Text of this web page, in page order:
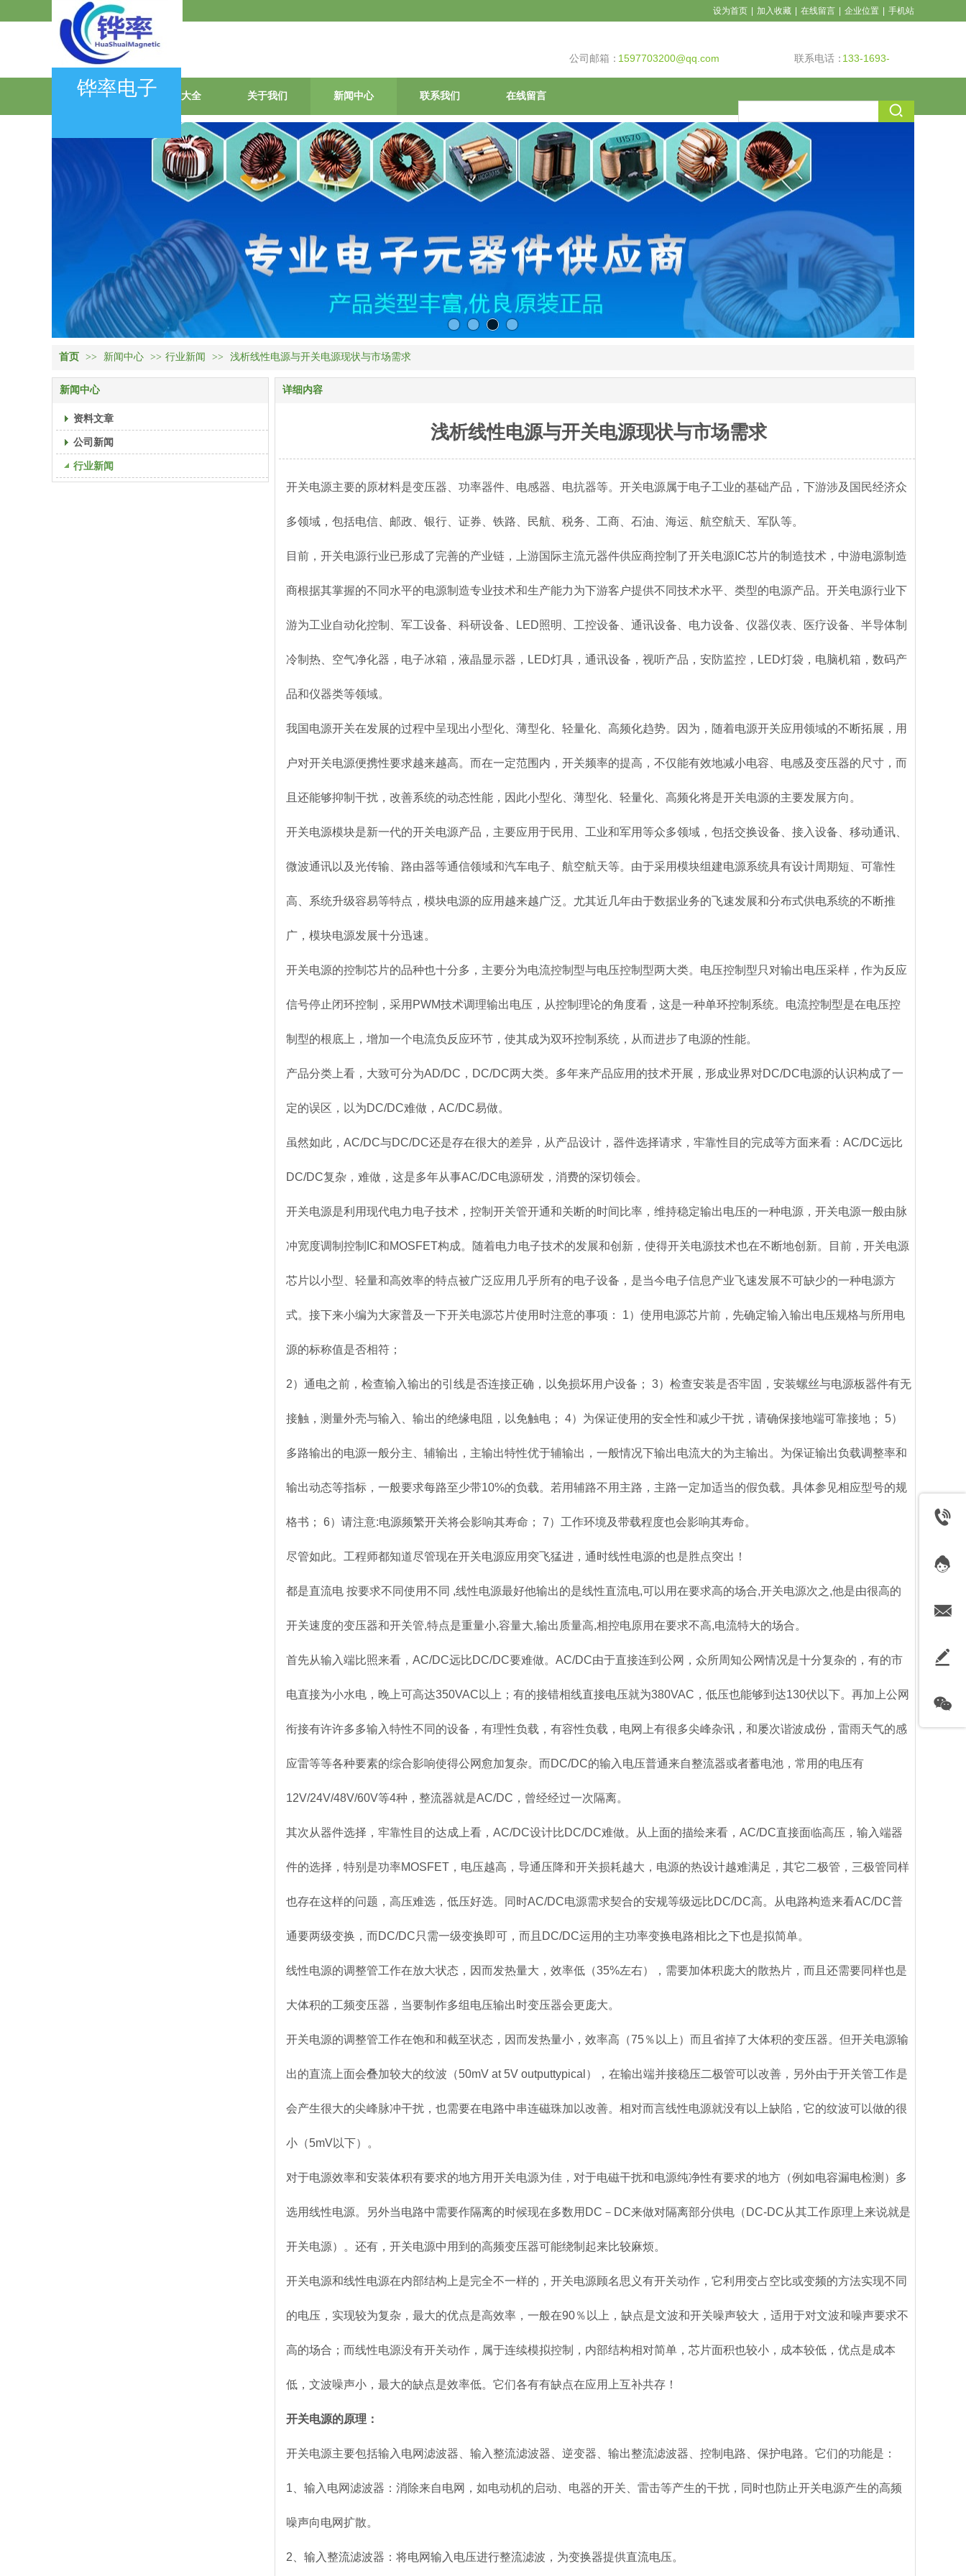
公司邮箱：
133-1693-
联系电话：
1597703200@qq.com
铧率电子
会员登录 | 会员注册 设为首页 加入收藏 在线留言 企业位置 手机站
首页 产品大全 关于我们 新闻中心 联系我们 在线留言
首页 >> 新闻中心 >> 行业新闻 >> 浅析线性电源与开关电源现状与市场需求
新闻中心
资料文章
公司新闻
行业新闻
详细内容
浅析线性电源与开关电源现状与市场需求
开关电源主要的原材料是变压器、功率器件、电感器、电抗器等。开关电源属于电子工业的基础产品，下游涉及国民经济众
多领域，包括电信、邮政、银行、证券、铁路、民航、税务、工商、石油、海运、航空航天、军队等。
目前，开关电源行业已形成了完善的产业链，上游国际主流元器件供应商控制了开关电源IC芯片的制造技术，中游电源制造
商根据其掌握的不同水平的电源制造专业技术和生产能力为下游客户提供不同技术水平、类型的电源产品。开关电源行业下
游为工业自动化控制、军工设备、科研设备、LED照明、工控设备、通讯设备、电力设备、仪器仪表、医疗设备、半导体制
冷制热、空气净化器，电子冰箱，液晶显示器，LED灯具，通讯设备，视听产品，安防监控，LED灯袋，电脑机箱，数码产
品和仪器类等领域。
我国电源开关在发展的过程中呈现出小型化、薄型化、轻量化、高频化趋势。因为，随着电源开关应用领域的不断拓展，用
户对开关电源便携性要求越来越高。而在一定范围内，开关频率的提高，不仅能有效地减小电容、电感及变压器的尺寸，而
且还能够抑制干扰，改善系统的动态性能，因此小型化、薄型化、轻量化、高频化将是开关电源的主要发展方向。
开关电源模块是新一代的开关电源产品，主要应用于民用、工业和军用等众多领域，包括交换设备、接入设备、移动通讯、
微波通讯以及光传输、路由器等通信领域和汽车电子、航空航天等。由于采用模块组建电源系统具有设计周期短、可靠性
高、系统升级容易等特点，模块电源的应用越来越广泛。尤其近几年由于数据业务的飞速发展和分布式供电系统的不断推
广，模块电源发展十分迅速。
开关电源的控制芯片的品种也十分多，主要分为电流控制型与电压控制型两大类。电压控制型只对输出电压采样，作为反应
信号停止闭环控制，采用PWM技术调理输出电压，从控制理论的角度看，这是一种单环控制系统。电流控制型是在电压控
制型的根底上，增加一个电流负反应环节，使其成为双环控制系统，从而进步了电源的性能。
产品分类上看，大致可分为AD/DC，DC/DC两大类。多年来产品应用的技术开展，形成业界对DC/DC电源的认识构成了一
定的误区，以为DC/DC难做，AC/DC易做。
虽然如此，AC/DC与DC/DC还是存在很大的差异，从产品设计，器件选择请求，牢靠性目的完成等方面来看：AC/DC远比
DC/DC复杂，难做，这是多年从事AC/DC电源研发，消费的深切领会。
开关电源是利用现代电力电子技术，控制开关管开通和关断的时间比率，维持稳定输出电压的一种电源，开关电源一般由脉
冲宽度调制控制IC和MOSFET构成。随着电力电子技术的发展和创新，使得开关电源技术也在不断地创新。目前，开关电源
芯片以小型、轻量和高效率的特点被广泛应用几乎所有的电子设备，是当今电子信息产业飞速发展不可缺少的一种电源方
式。接下来小编为大家普及一下开关电源芯片使用时注意的事项： 1）使用电源芯片前，先确定输入输出电压规格与所用电
源的标称值是否相符；
2）通电之前，检查输入输出的引线是否连接正确，以免损坏用户设备； 3）检查安装是否牢固，安装螺丝与电源板器件有无
接触，测量外壳与输入、输出的绝缘电阻，以免触电； 4）为保证使用的安全性和减少干扰，请确保接地端可靠接地； 5）
多路输出的电源一般分主、辅输出，主输出特性优于辅输出，一般情况下输出电流大的为主输出。为保证输出负载调整率和
输出动态等指标，一般要求每路至少带10%的负载。若用辅路不用主路，主路一定加适当的假负载。具体参见相应型号的规
格书； 6）请注意:电源频繁开关将会影响其寿命； 7）工作环境及带载程度也会影响其寿命。
尽管如此。工程师都知道尽管现在开关电源应用突飞猛进，通时线性电源的也是胜点突出！
都是直流电 按要求不同使用不同 ,线性电源最好他输出的是线性直流电,可以用在要求高的场合,开关电源次之,他是由很高的
开关速度的变压器和开关管,特点是重量小,容量大,输出质量高,相控电原用在要求不高,电流特大的场合。
首先从输入端比照来看，AC/DC远比DC/DC要难做。AC/DC由于直接连到公网，众所周知公网情况是十分复杂的，有的市
电直接为小水电，晚上可高达350VAC以上；有的接错相线直接电压就为380VAC，低压也能够到达130伏以下。再加上公网
衔接有许许多多输入特性不同的设备，有理性负载，有容性负载，电网上有很多尖峰杂讯，和屡次谐波成份，雷雨天气的感
应雷等等各种要素的综合影响使得公网愈加复杂。而DC/DC的输入电压普通来自整流器或者蓄电池，常用的电压有
12V/24V/48V/60V等4种，整流器就是AC/DC，曾经经过一次隔离。
其次从器件选择，牢靠性目的达成上看，AC/DC设计比DC/DC难做。从上面的描绘来看，AC/DC直接面临高压，输入端器
件的选择，特别是功率MOSFET，电压越高，导通压降和开关损耗越大，电源的热设计越难满足，其它二极管，三极管同样
也存在这样的问题，高压难选，低压好选。同时AC/DC电源需求契合的安规等级远比DC/DC高。从电路构造来看AC/DC普
通要两级变换，而DC/DC只需一级变换即可，而且DC/DC运用的主功率变换电路相比之下也是拟简单。
线性电源的调整管工作在放大状态，因而发热量大，效率低（35%左右），需要加体积庞大的散热片，而且还需要同样也是
大体积的工频变压器，当要制作多组电压输出时变压器会更庞大。
开关电源的调整管工作在饱和和截至状态，因而发热量小，效率高（75％以上）而且省掉了大体积的变压器。但开关电源输
出的直流上面会叠加较大的纹波（50mV at 5V outputtypical），在输出端并接稳压二极管可以改善，另外由于开关管工作是
会产生很大的尖峰脉冲干扰，也需要在电路中串连磁珠加以改善。相对而言线性电源就没有以上缺陷，它的纹波可以做的很
小（5mV以下）。
对于电源效率和安装体积有要求的地方用开关电源为佳，对于电磁干扰和电源纯净性有要求的地方（例如电容漏电检测）多
选用线性电源。另外当电路中需要作隔离的时候现在多数用DC－DC来做对隔离部分供电（DC-DC从其工作原理上来说就是
开关电源）。还有，开关电源中用到的高频变压器可能绕制起来比较麻烦。
开关电源和线性电源在内部结构上是完全不一样的，开关电源顾名思义有开关动作，它利用变占空比或变频的方法实现不同
的电压，实现较为复杂，最大的优点是高效率，一般在90％以上，缺点是文波和开关噪声较大，适用于对文波和噪声要求不
高的场合；而线性电源没有开关动作，属于连续模拟控制，内部结构相对简单，芯片面积也较小，成本较低，优点是成本
低，文波噪声小，最大的缺点是效率低。它们各有有缺点在应用上互补共存！
开关电源的原理：
开关电源主要包括输入电网滤波器、输入整流滤波器、逆变器、输出整流滤波器、控制电路、保护电路。它们的功能是：
1、输入电网滤波器：消除来自电网，如电动机的启动、电器的开关、雷击等产生的干扰，同时也防止开关电源产生的高频
噪声向电网扩散。
2、输入整流滤波器：将电网输入电压进行整流滤波，为变换器提供直流电压。